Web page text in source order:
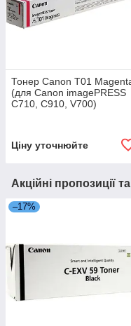
Тонер Canon T01
(для Canon imagePRESS
C710, C910, V700)
Ціну уточнюйте
Акційні пропозиції
–17%